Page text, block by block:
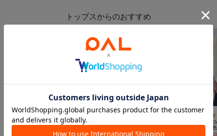
トップスからのおすすめ

DISCOAT
TIME SALE 
SHENERY
¥3,960 (60%OFF)

¥ 2,310 (70%OFF
再入荷